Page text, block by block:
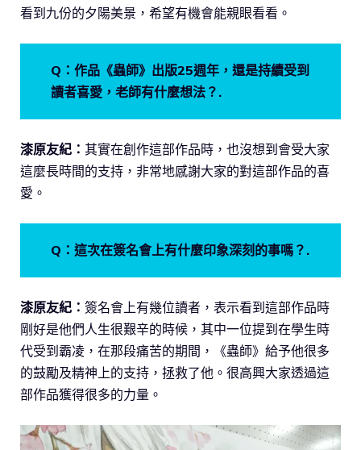
看到九份的夕陽美景，希望有機會能親眼看看。
Q：作品《蟲師》出版25週年，還是持續受到
讀者喜愛，老師有什麼想法？.
漆原友紀： 其實在創作這部作品時，也沒想到會受大家
這麼長時間的支持，非常地感謝大家的對這部作品的喜
愛。
Q：這次在簽名會上有什麼印象深刻的事嗎？.
漆原友紀： 簽名會上有幾位讀者，表示看到這部作品時
剛好是他們人生很艱辛的時候，其中一位提到在學生時
代受到霸凌，在那段痛苦的期間，《蟲師》給予他很多
的鼓勵及精神上的支持，拯救了他。很高興大家透過這
部作品獲得很多的力量。